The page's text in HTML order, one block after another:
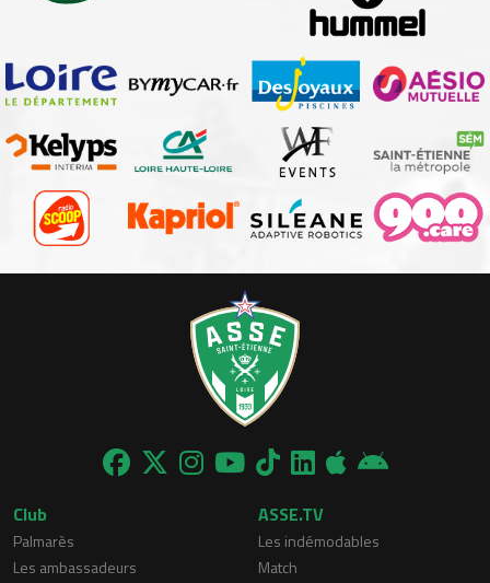
Club
Palmarès
Les ambassadeurs
ASSE.TV
Les indémodables
Match